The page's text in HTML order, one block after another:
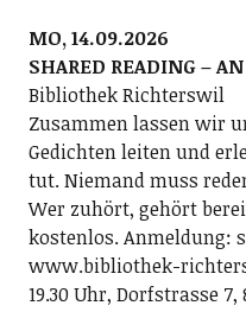
MO, 14.09.2026
SHARED READING –
Bibliothek Richterswil
Zusammen lassen wir
Gedichten leiten und
tut. Niemand muss
Wer zuhört, gehört
kostenlos. Anmeldung:
www.bibliothek-
19.30 Uhr, Dorfstrasse